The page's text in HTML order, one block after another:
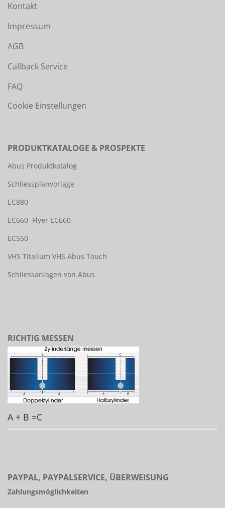
Kontakt
Impressum
AGB
Callback Service
FAQ
Cookie Einstellungen
PRODUKTKATALOGE & PROSPEKTE
Abus Produktkatalog
Schliessplanvorlage
EC880
EC660 Flyer EC660
EC550
VHS Titalium VHS Abus Touch
Schliessanlagen von Abus
RICHTIG MESSEN
A + B =C
PAYPAL, PAYPALSERVICE, ÜBERWEISUNG
Zahlungsmöglichkeiten